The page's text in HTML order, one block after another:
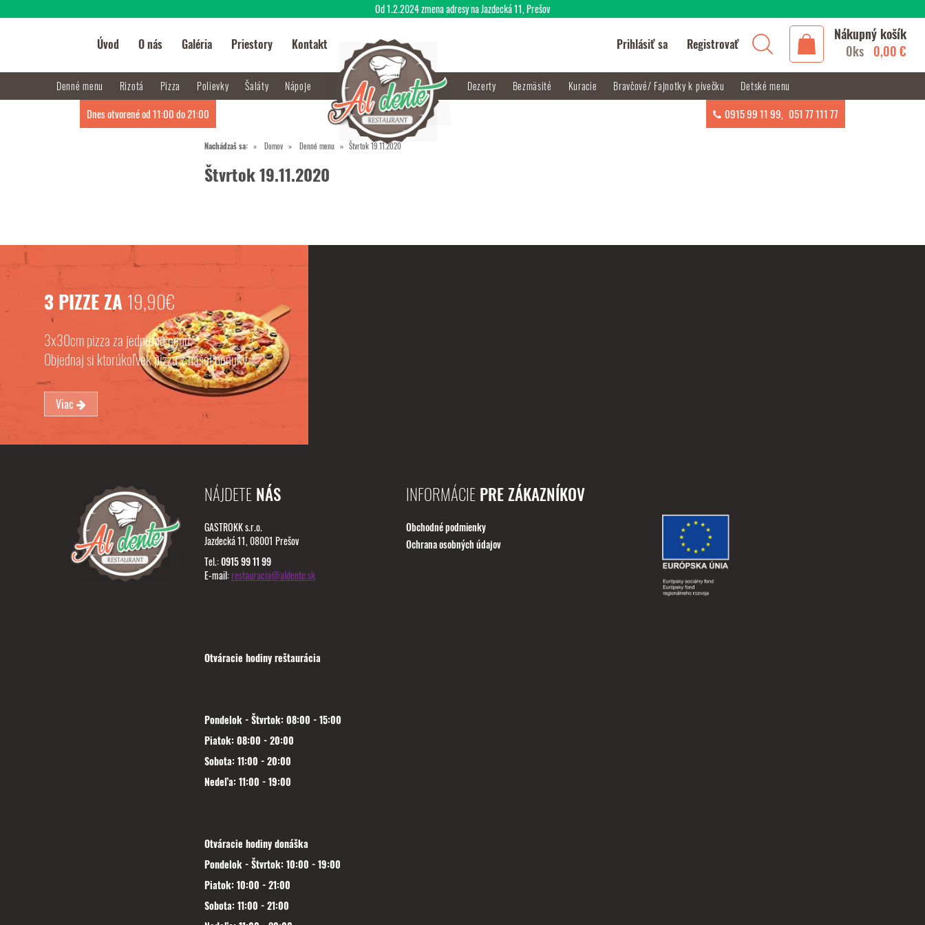
Nachádzaš sa: Domov Denné menu Štvrtok 19.11.2020
Štvrtok 19.11.2020
3 PIZZE ZA 19,90€
3x30cm pizza za jednotnú cenu.
Objednaj si ktorúkoľvek pizzu z našej ponuky
Viac
NÁJDETE NÁS
GASTROKK s.r.o.
Jazdecká 11, 08001 Prešov
Tel.:0915 99 11 99
E-mail:restauracia@aldente.sk
Otváracie hodiny reštaurácia
Pondelok - Štvrtok: 08:00 - 15:00
Piatok: 08:00 - 20:00
Sobota: 11:00 - 20:00
Nedeľa: 11:00 - 19:00
Otváracie hodiny donáška
Pondelok - Štvrtok: 10:00 - 19:00
Piatok: 10:00 - 21:00
Sobota: 11:00 - 21:00
INFORMÁCIEPRE ZÁKAZNÍKOV
Obchodné podmienky
Ochrana osobných údajov
Úvod O nás Galéria Priestory Kontakt Prihlásiť sa Registrovať
Nákupný košík
0ks 0,00 €
Denné menu Rizotá Pizza Polievky Šaláty Nápoje Dezerty Bezmäsité Kuracie Bravčové/ Fajnotky k pivečku Detské menu
Dnes otvorené od 11:00 do 21:00 0915 99 11 99, 051 77 111 77
Od 1.2.2024 zmena adresy na Jazdecká 11, Prešov